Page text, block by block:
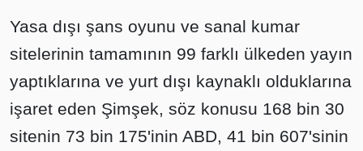
Yasa dışı şans oyunu ve sanal kumar
sitelerinin tamamının 99 farklı ülkeden yayın
yaptıklarına ve yurt dışı kaynaklı olduklarına
işaret eden Şimşek, söz konusu 168 bin 30
sitenin 73 bin 175'inin ABD, 41 bin 607'sinin